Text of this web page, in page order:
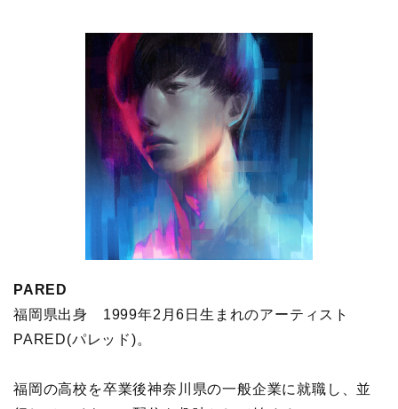
PARED
福岡県出身 1999年2月6日生まれのアーティスト
PARED(パレッド)。
福岡の高校を卒業後神奈川県の一般企業に就職し、並